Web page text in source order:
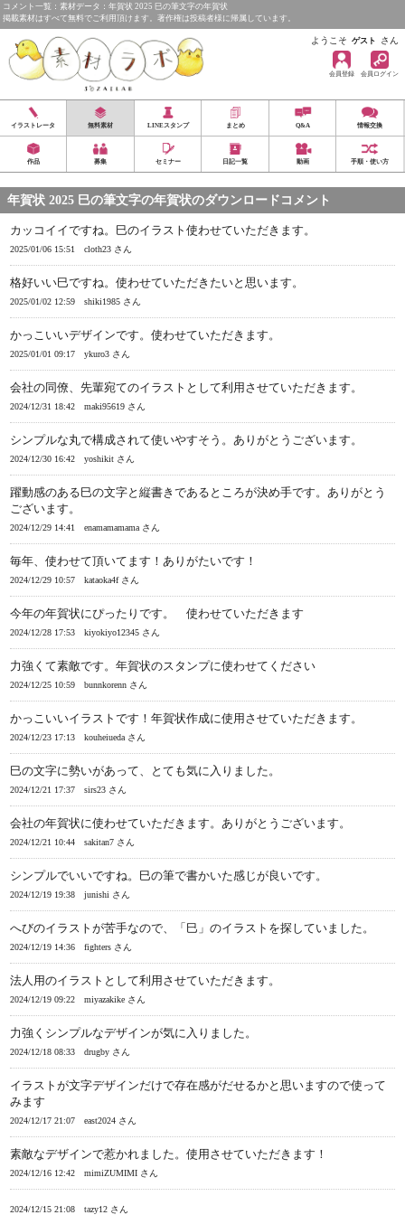
コメント一覧：素材データ：年賀状 2025 巳の筆文字の年賀状
掲載素材はすべて無料でご利用頂けます。著作権は投稿者様に帰属しています。
ようこそ ゲスト さん
会員登録 会員ログイン
イラストレータ 無料素材 LINEスタンプ まとめ Q&A 情報交換
作品 募集 セミナー 日記一覧 動画 手順・使い方
年賀状 2025 巳の筆文字の年賀状のダウンロードコメント
カッコイイですね。巳のイラスト使わせていただきます。
2025/01/06 15:51 cloth23 さん
格好いい巳ですね。使わせていただきたいと思います。
2025/01/02 12:59 shiki1985 さん
かっこいいデザインです。使わせていただきます。
2025/01/01 09:17 ykuro3 さん
会社の同僚、先輩宛てのイラストとして利用させていただきます。
2024/12/31 18:42 maki95619 さん
シンプルな丸で構成されて使いやすそう。ありがとうございます。
2024/12/30 16:42 yoshikit さん
躍動感のある巳の文字と縦書きであるところが決め手です。ありがとう
ございます。
2024/12/29 14:41 enamamamama さん
毎年、使わせて頂いてます！ありがたいです！
2024/12/29 10:57 kataoka4f さん
今年の年賀状にぴったりです。 使わせていただきます
2024/12/28 17:53 kiyokiyo12345 さん
力強くて素敵です。年賀状のスタンプに使わせてください
2024/12/25 10:59 bunnkorenn さん
かっこいいイラストです！年賀状作成に使用させていただきます。
2024/12/23 17:13 kouheiueda さん
巳の文字に勢いがあって、とても気に入りました。
2024/12/21 17:37 sirs23 さん
会社の年賀状に使わせていただきます。ありがとうございます。
2024/12/21 10:44 sakitan7 さん
シンプルでいいですね。巳の筆で書かいた感じが良いです。
2024/12/19 19:38 junishi さん
へびのイラストが苦手なので、「巳」のイラストを探していました。
2024/12/19 14:36 fighters さん
法人用のイラストとして利用させていただきます。
2024/12/19 09:22 miyazakike さん
力強くシンプルなデザインが気に入りました。
2024/12/18 08:33 drugby さん
イラストが文字デザインだけで存在感がだせるかと思いますので使って
みます
2024/12/17 21:07 east2024 さん
素敵なデザインで惹かれました。使用させていただきます！
2024/12/16 12:42 mimiZUMIMI さん
2024/12/15 21:08 tazy12 さん